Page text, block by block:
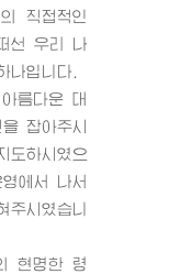
의 직접적인
선 우리 나
나입니다.
름다운 대
잡아주시
도하시였으
에서 나서
시였습니
현명한 령